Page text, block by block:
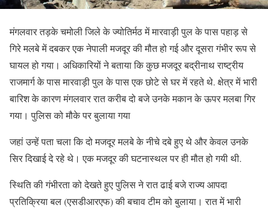
मंगलवार तड़के चमोली जिले के ज्योतिर्मठ में मारवाड़ी पुल के पास पहाड़ से
गिरे मलबे में दबकर एक नेपाली मजदूर की मौत हो गई और दूसरा गंभीर रूप से
घायल हो गया। अधिकारियों ने बताया कि कुछ मजदूर बद्रीनाथ राष्ट्रीय
राजमार्ग के पास मारवाड़ी पुल के पास एक छोटे से घर में रहते थे. क्षेत्र में भारी
बारिश के कारण मंगलवार रात करीब दो बजे उनके मकान के ऊपर मलबा गिर
गया। पुलिस को मौके पर बुलाया गया
जहां उन्हें पता चला कि दो मजदूर मलबे के नीचे दबे हुए थे और केवल उनके
सिर दिखाई दे रहे थे। एक मजदूर की घटनास्थल पर ही मौत हो गयी थी.
स्थिति की गंभीरता को देखते हुए पुलिस ने रात ढाई बजे राज्य आपदा
प्रतिक्रिया बल (एसडीआरएफ) की बचाव टीम को बुलाया। रात में भारी